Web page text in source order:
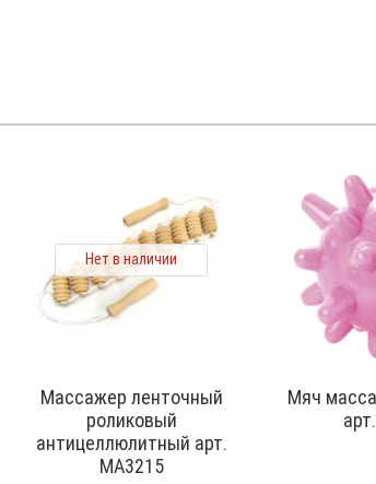
Нет в наличии
Массажер ленточный
роликовый
антицеллюлитный арт.
МА3215
Мяч